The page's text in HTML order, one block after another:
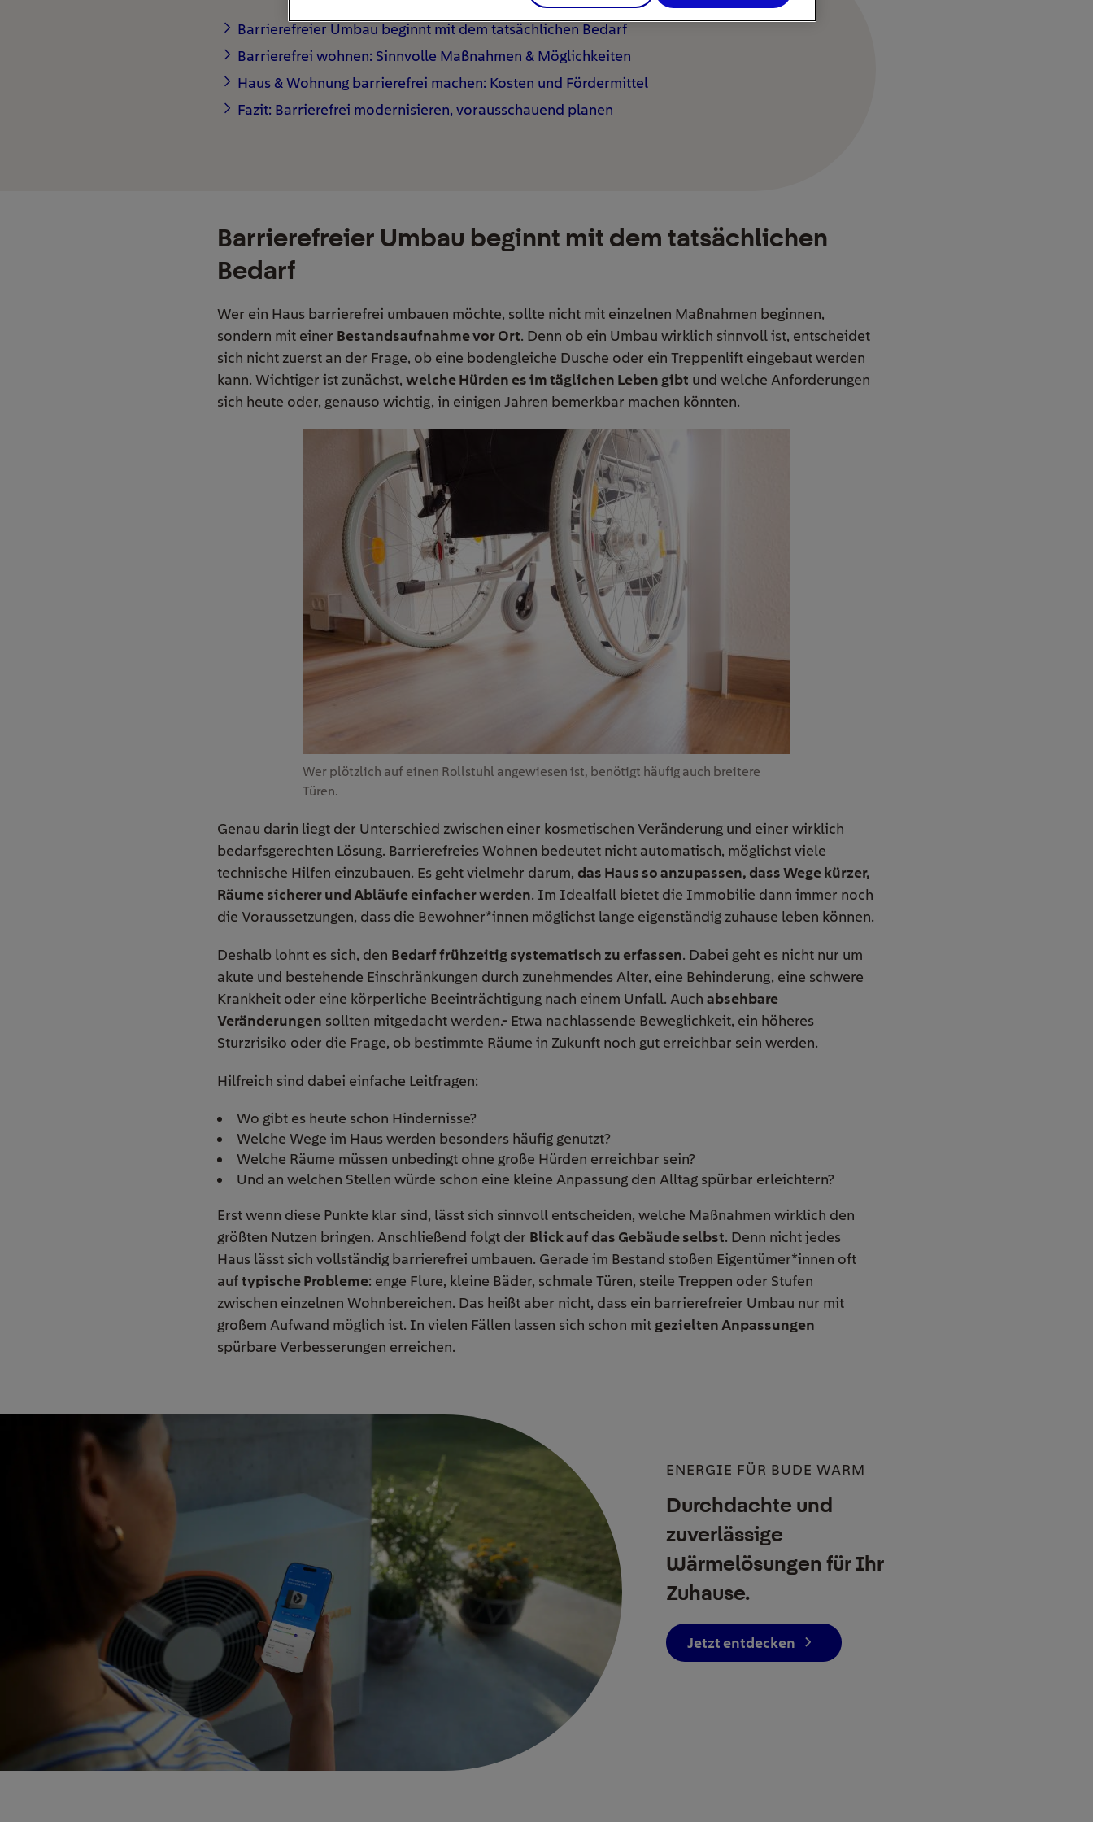
Barrierefreier Umbau beginnt mit dem tatsächlichen Bedarf
Barrierefrei wohnen: Sinnvolle Maßnahmen & Möglichkeiten
Haus & Wohnung barrierefrei machen: Kosten und Fördermittel
Fazit: Barrierefrei modernisieren, vorausschauend planen
Barrierefreier Umbau beginnt mit dem tatsächlichen
Bedarf
Wer ein Haus barrierefrei umbauen möchte, sollte nicht mit einzelnen Maßnahmen beginnen,
sondern mit einer Bestandsaufnahme vor Ort. Denn ob ein Umbau wirklich sinnvoll ist, entscheidet
sich nicht zuerst an der Frage, ob eine bodengleiche Dusche oder ein Treppenlift eingebaut werden
kann. Wichtiger ist zunächst, welche Hürden es im täglichen Leben gibt und welche Anforderungen
sich heute oder, genauso wichtig, in einigen Jahren bemerkbar machen könnten.
Wer plötzlich auf einen Rollstuhl angewiesen ist, benötigt häufig auch breitere
Türen.
Genau darin liegt der Unterschied zwischen einer kosmetischen Veränderung und einer wirklich
bedarfsgerechten Lösung. Barrierefreies Wohnen bedeutet nicht automatisch, möglichst viele
technische Hilfen einzubauen. Es geht vielmehr darum, das Haus so anzupassen, dass Wege kürzer,
Räume sicherer und Abläufe einfacher werden. Im Idealfall bietet die Immobilie dann immer noch
die Voraussetzungen, dass die Bewohner*innen möglichst lange eigenständig zuhause leben können.
Deshalb lohnt es sich, den Bedarf frühzeitig systematisch zu erfassen. Dabei geht es nicht nur um
akute und bestehende Einschränkungen durch zunehmendes Alter, eine Behinderung, eine schwere
Krankheit oder eine körperliche Beeinträchtigung nach einem Unfall. Auch absehbare
Veränderungen sollten mitgedacht werden.- Etwa nachlassende Beweglichkeit, ein höheres
Sturzrisiko oder die Frage, ob bestimmte Räume in Zukunft noch gut erreichbar sein werden.
Hilfreich sind dabei einfache Leitfragen:
Wo gibt es heute schon Hindernisse?
Welche Wege im Haus werden besonders häufig genutzt?
Welche Räume müssen unbedingt ohne große Hürden erreichbar sein?
Und an welchen Stellen würde schon eine kleine Anpassung den Alltag spürbar erleichtern?
Erst wenn diese Punkte klar sind, lässt sich sinnvoll entscheiden, welche Maßnahmen wirklich den
größten Nutzen bringen. Anschließend folgt der Blick auf das Gebäude selbst. Denn nicht jedes
Haus lässt sich vollständig barrierefrei umbauen. Gerade im Bestand stoßen Eigentümer*innen oft
auftypische Probleme: enge Flure, kleine Bäder, schmale Türen, steile Treppen oder Stufen
zwischen einzelnen Wohnbereichen. Das heißt aber nicht, dass ein barrierefreier Umbau nur mit
großem Aufwand möglich ist. In vielen Fällen lassen sich schon mit gezielten Anpassungen
spürbare Verbesserungen erreichen.
ENERGIE FÜR BUDE WARM
Durchdachte und
zuverlässige
Wärmelösungen für Ihr
Zuhause.
Jetzt entdecken